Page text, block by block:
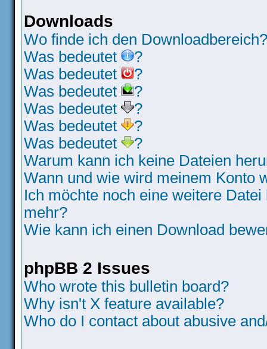
Downloads
Wo finde ich den Downloadbereich?
Was bedeutet
?
Was bedeutet
?
Was bedeutet
?
Was bedeutet
?
Was bedeutet
?
Was bedeutet
?
Warum kann ich keine Dateien
Wann und wie wird meinem Konto
Ich möchte noch eine weitere
mehr?
Wie kann ich einen Download
phpBB 2 Issues
Who wrote this bulletin board?
Why isn't X feature available?
Who do I contact about abusive